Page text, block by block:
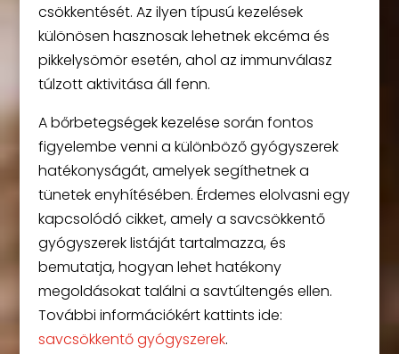
csökkentését. Az ilyen típusú kezelések
különösen hasznosak lehetnek ekcéma és
pikkelysömör esetén, ahol az immunválasz
túlzott aktivitása áll fenn.
A bőrbetegségek kezelése során fontos
figyelembe venni a különböző gyógyszerek
hatékonyságát, amelyek segíthetnek a
tünetek enyhítésében. Érdemes elolvasni egy
kapcsolódó cikket, amely a savcsökkentő
gyógyszerek listáját tartalmazza, és
bemutatja, hogyan lehet hatékony
megoldásokat találni a savtúltengés ellen.
További információkért kattints ide:
savcsökkentő gyógyszerek.